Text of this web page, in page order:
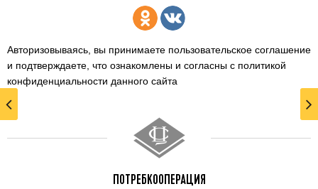
Авторизовываясь, вы принимаете пользовательское соглашение
и подтверждаете, что ознакомлены и согласны с политикой
конфиденциальности данного сайта
ПОТРЕБКООПЕРАЦИЯ